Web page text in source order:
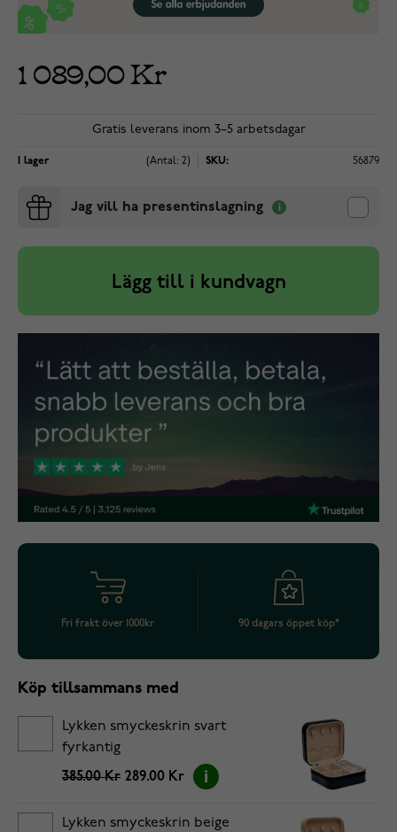
1 089,00 Kr
Gratis leverans inom 3–5 arbetsdagar
I lager (Antal: 2) SKU: 56879
Jag vill ha presentinslagning
Lägg till i kundvagn
Fri frakt över 1000kr 90 dagars öppet köp*
Köp tillsammans med
Lykken smyckeskrin svart
fyrkantig
385.00 Kr 289.00 Kr
Lykken smyckeskrin beige